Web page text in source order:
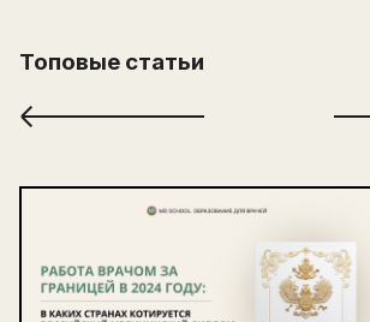
Топовые статьи